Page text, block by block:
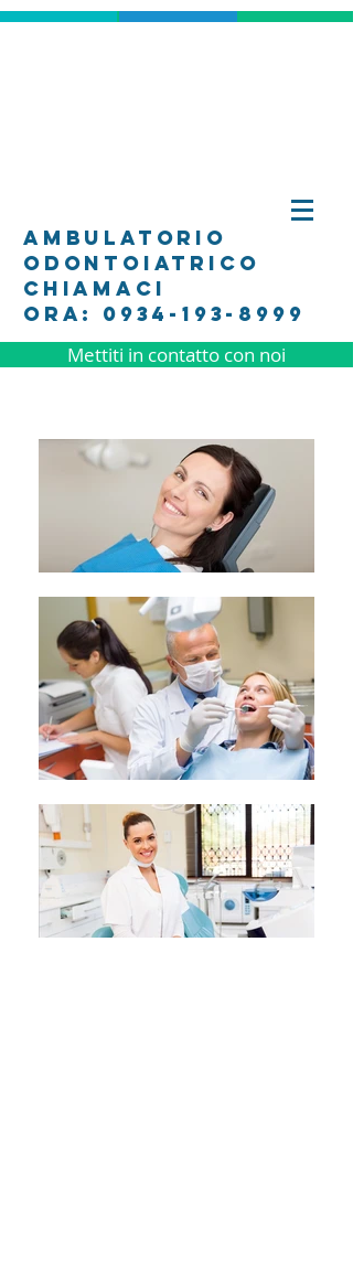
ambulatorio
odontoiatrico
Chiamaci
Ora: 0934-193-8999
Mettiti in contatto con noi